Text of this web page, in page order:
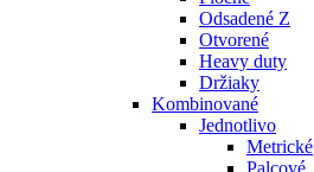
Odsadené Z
Otvorené
Heavy duty
Držiaky
Kombinované
Jednotlivo
Metrické
Palcové